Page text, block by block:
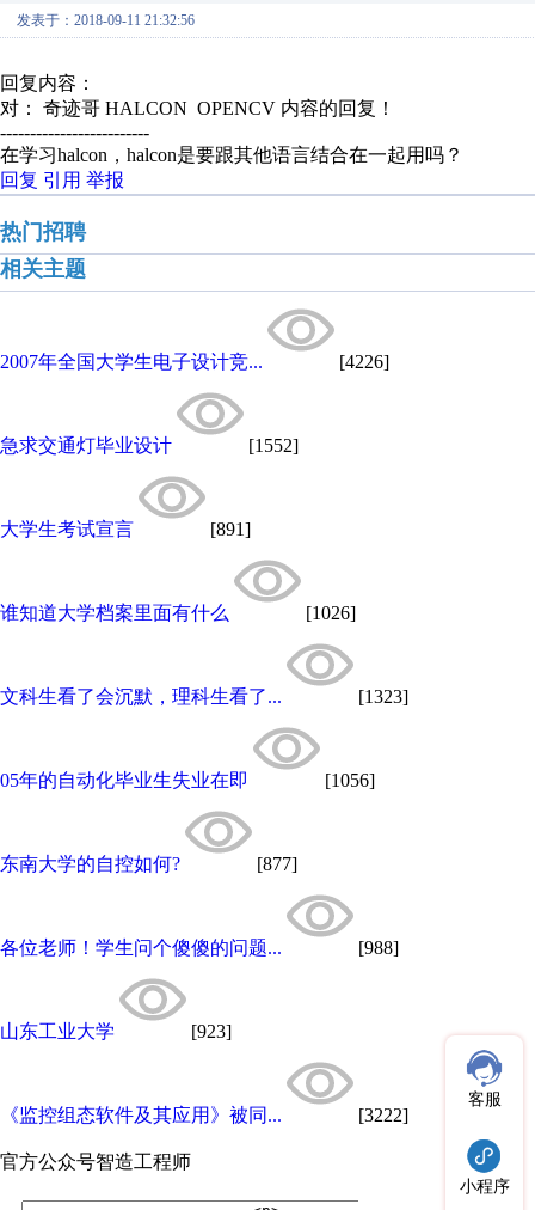
发表于：2018-09-11 21:32:56
回复内容：
对： 奇迹哥 HALCON OPENCV 内容的回复！
-------------------------
在学习halcon，halcon是要跟其他语言结合在一起用吗？
回复 引用 举报
热门招聘
相关主题
2007年全国大学生电子设计竞... [4226]
急求交通灯毕业设计 [1552]
大学生考试宣言 [891]
谁知道大学档案里面有什么 [1026]
文科生看了会沉默，理科生看了... [1323]
05年的自动化毕业生失业在即 [1056]
东南大学的自控如何? [877]
各位老师！学生问个傻傻的问题... [988]
山东工业大学 [923]
《监控组态软件及其应用》被同... [3222]
官方公众号智造工程师
客服
小程序